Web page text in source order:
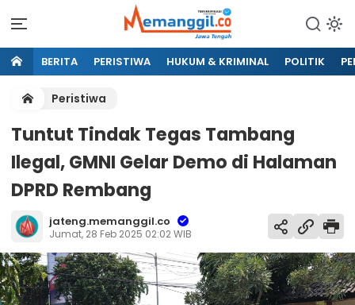
BERITA PERISTIWA HUKUM & KRIMINAL POLITIK
Peristiwa
Tuntut Tindak Tegas Tambang
Ilegal, GMNI Gelar Demo di Halaman
DPRD Rembang
jateng.memanggil.co
Jumat, 28 Feb 2025 02:02 WIB